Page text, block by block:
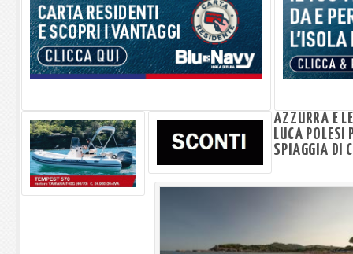
A Carpani si apre la Festa di Liberazione: il programma della prima serata-
AZZURRA E
LUCA POLESI
SPIAGGIA DI